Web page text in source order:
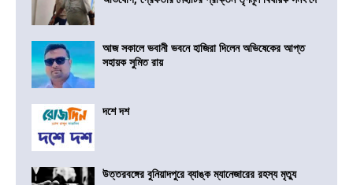
আজ সকালে ভবানী ভবনে হাজিরা দিলেন অভিষেকের আপ্ত
সহায়ক সুমিত রায়
দশে দশ
উত্তরবঙ্গের বুনিয়াদপুরে ব্যাঙ্ক ম্যানেজারের রহস্য মৃত্যু